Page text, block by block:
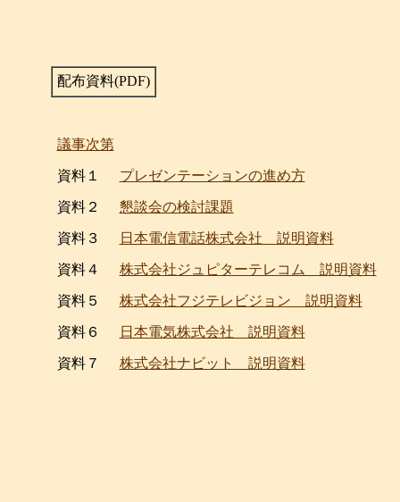
配布資料(PDF)
議事次第
資料１ プレゼンテーションの進め方
資料２ 懇談会の検討課題
資料３ 日本電信電話株式会社 説明資料
資料４ 株式会社ジュピターテレコム 説明資料
資料５ 株式会社フジテレビジョン 説明資料
資料６ 日本電気株式会社 説明資料
資料７ 株式会社ナビット 説明資料